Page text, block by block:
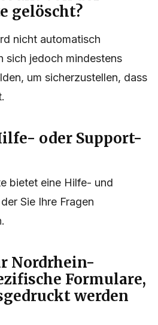
gelöscht?
nicht automatisch
sich jedoch mindestens
um sicherzustellen, dass
oder Support-
bietet eine Hilfe- und
Sie Ihre Fragen
Nordrhein-
Formulare,
werden